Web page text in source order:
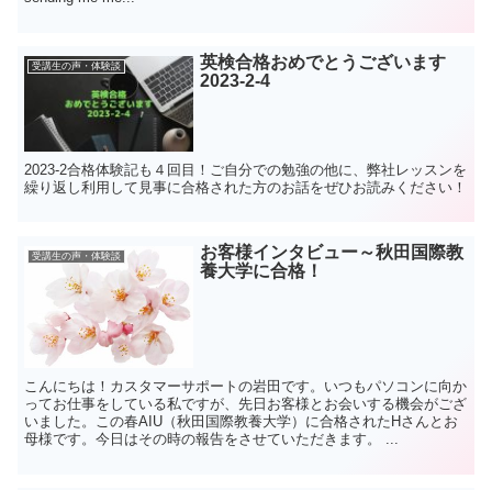
受講生の声・体験談
英検合格おめでとうございます
2023-2-4
2023-2合格体験記も４回目！ご自分での勉強の他に、弊社レッスンを
繰り返し利用して見事に合格された方のお話をぜひお読みください！
受講生の声・体験談
お客様インタビュー～秋田国際教
養大学に合格！
こんにちは！カスタマーサポートの岩田です。いつもパソコンに向か
ってお仕事をしている私ですが、先日お客様とお会いする機会がござ
いました。この春AIU（秋田国際教養大学）に合格されたHさんとお
母様です。今日はその時の報告をさせていただきます。 ...